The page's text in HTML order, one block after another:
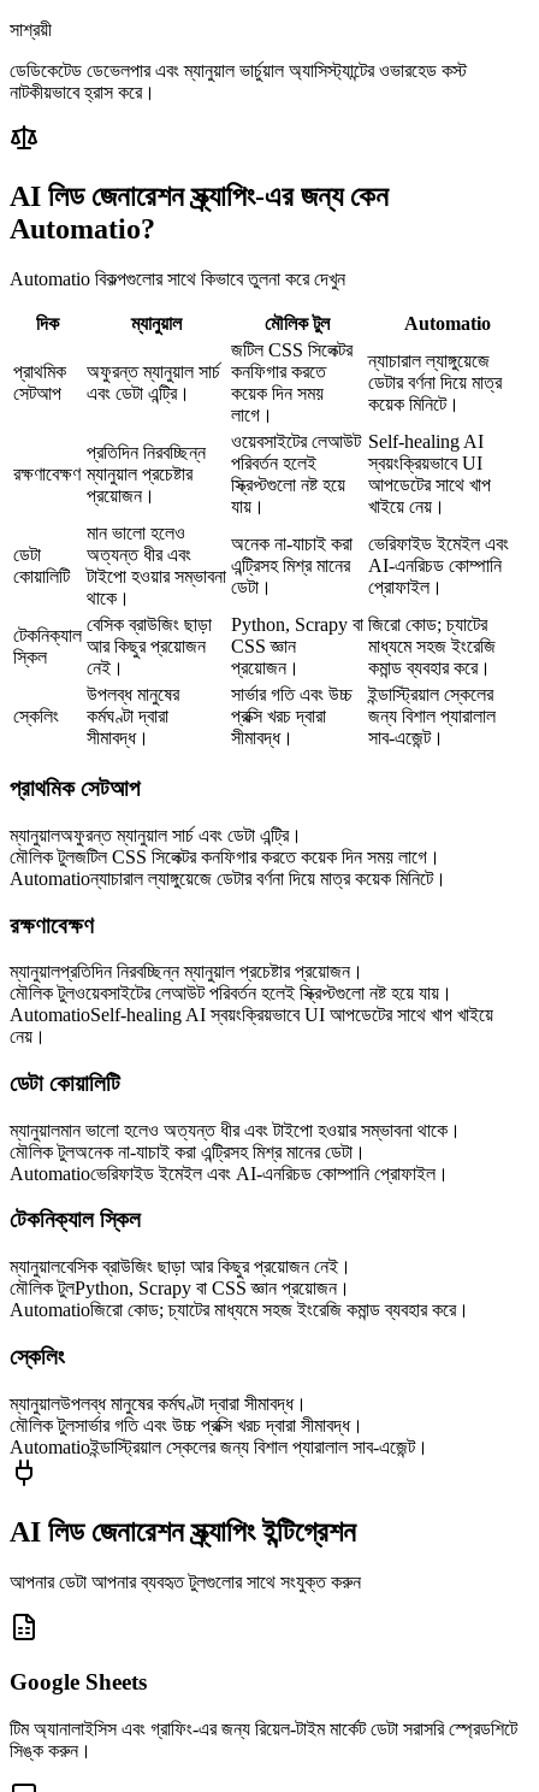
সাশ্রয়ী
ডেডিকেটেড ডেভেলপার এবং ম্যানুয়াল ভার্চুয়াল অ্যাসিস্ট্যান্টের ওভারহেড কস্ট
নাটকীয়ভাবে হ্রাস করে।
AI লিড জেনারেশন স্ক্র্যাপিং-এর জন্য কেন
Automatio?
Automatio বিকল্পগুলোর সাথে কিভাবে তুলনা করে দেখুন
দিক ম্যানুয়াল মৌলিক টুল Automatio
প্রাথমিক
সেটআপ
অফুরন্ত ম্যানুয়াল সার্চ
এবং ডেটা এন্ট্রি।
জটিল CSS সিলেক্টর
কনফিগার করতে
কয়েক দিন সময়
লাগে।
ন্যাচারাল ল্যাঙ্গুয়েজে
ডেটার বর্ণনা দিয়ে মাত্র
কয়েক মিনিটে।
রক্ষণাবেক্ষণ
প্রতিদিন নিরবচ্ছিন্ন
ম্যানুয়াল প্রচেষ্টার
প্রয়োজন।
ওয়েবসাইটের লেআউট
পরিবর্তন হলেই
স্ক্রিপ্টগুলো নষ্ট হয়ে
যায়।
Self-healing AI
স্বয়ংক্রিয়ভাবে UI
আপডেটের সাথে খাপ
খাইয়ে নেয়।
ডেটা
কোয়ালিটি
মান ভালো হলেও
অত্যন্ত ধীর এবং
টাইপো হওয়ার সম্ভাবনা
থাকে।
অনেক না-যাচাই করা
এন্ট্রিসহ মিশ্র মানের
ডেটা।
ভেরিফাইড ইমেইল এবং
AI-এনরিচড কোম্পানি
প্রোফাইল।
টেকনিক্যাল
স্কিল
বেসিক ব্রাউজিং ছাড়া
আর কিছুর প্রয়োজন
নেই।
Python, Scrapy বা
CSS জ্ঞান
প্রয়োজন।
জিরো কোড; চ্যাটের
মাধ্যমে সহজ ইংরেজি
কমান্ড ব্যবহার করে।
স্কেলিং
উপলব্ধ মানুষের
কর্মঘণ্টা দ্বারা
সীমাবদ্ধ।
সার্ভার গতি এবং উচ্চ
প্রক্সি খরচ দ্বারা
সীমাবদ্ধ।
ইন্ডাস্ট্রিয়াল স্কেলের
জন্য বিশাল প্যারালাল
সাব-এজেন্ট।
প্রাথমিক সেটআপ
ম্যানুয়ালঅফুরন্ত ম্যানুয়াল সার্চ এবং ডেটা এন্ট্রি।
মৌলিক টুলজটিল CSS সিলেক্টর কনফিগার করতে কয়েক দিন সময় লাগে।
Automatioন্যাচারাল ল্যাঙ্গুয়েজে ডেটার বর্ণনা দিয়ে মাত্র কয়েক মিনিটে।
রক্ষণাবেক্ষণ
ম্যানুয়ালপ্রতিদিন নিরবচ্ছিন্ন ম্যানুয়াল প্রচেষ্টার প্রয়োজন।
মৌলিক টুলওয়েবসাইটের লেআউট পরিবর্তন হলেই স্ক্রিপ্টগুলো নষ্ট হয়ে যায়।
AutomatioSelf-healing AI স্বয়ংক্রিয়ভাবে UI আপডেটের সাথে খাপ খাইয়ে
নেয়।
ডেটা কোয়ালিটি
ম্যানুয়ালমান ভালো হলেও অত্যন্ত ধীর এবং টাইপো হওয়ার সম্ভাবনা থাকে।
মৌলিক টুলঅনেক না-যাচাই করা এন্ট্রিসহ মিশ্র মানের ডেটা।
Automatioভেরিফাইড ইমেইল এবং AI-এনরিচড কোম্পানি প্রোফাইল।
টেকনিক্যাল স্কিল
ম্যানুয়ালবেসিক ব্রাউজিং ছাড়া আর কিছুর প্রয়োজন নেই।
মৌলিক টুলPython, Scrapy বা CSS জ্ঞান প্রয়োজন।
Automatioজিরো কোড; চ্যাটের মাধ্যমে সহজ ইংরেজি কমান্ড ব্যবহার করে।
স্কেলিং
ম্যানুয়ালউপলব্ধ মানুষের কর্মঘণ্টা দ্বারা সীমাবদ্ধ।
মৌলিক টুলসার্ভার গতি এবং উচ্চ প্রক্সি খরচ দ্বারা সীমাবদ্ধ।
Automatioইন্ডাস্ট্রিয়াল স্কেলের জন্য বিশাল প্যারালাল সাব-এজেন্ট।
AI লিড জেনারেশন স্ক্র্যাপিং ইন্টিগ্রেশন
আপনার ডেটা আপনার ব্যবহৃত টুলগুলোর সাথে সংযুক্ত করুন
Google Sheets
টিম অ্যানালাইসিস এবং গ্রাফিং-এর জন্য রিয়েল-টাইম মার্কেট ডেটা সরাসরি স্প্রেডশিটে
সিঙ্ক করুন।